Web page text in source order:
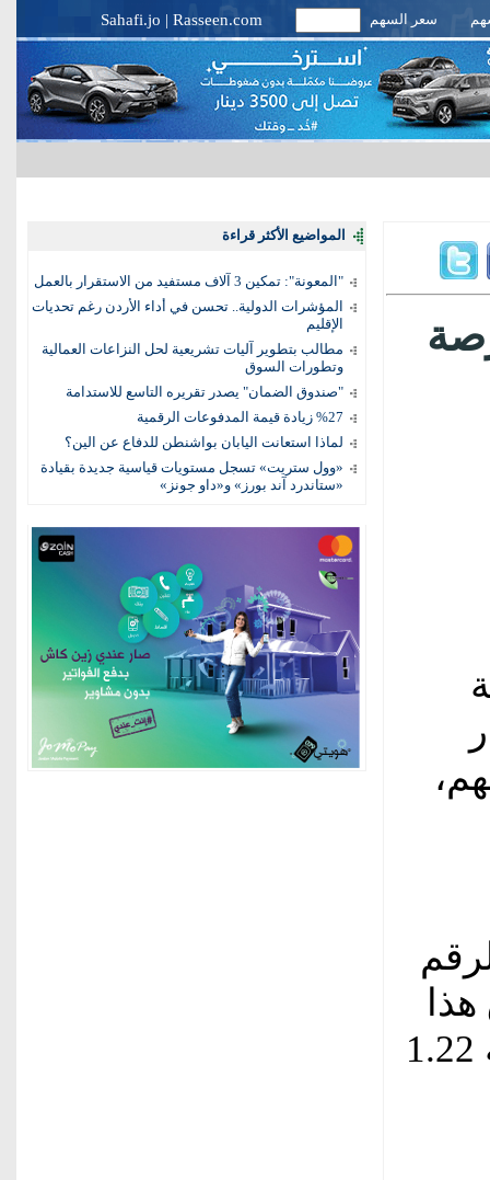
سعر السهم Sahafi.jo | Rasseen.com
المواضيع الأكثر قراءة
"المعونة": تمكين 3 آلاف مستفيد من الاستقرار بالعمل
المؤشرات الدولية.. تحسن في أداء الأردن رغم تحديات
الإقليم
مطالب بتطوير آليات تشريعية لحل النزاعات العمالية
وتطورات السوق
"صندوق الضمان" يصدر تقريره التاسع للاستدامة
%27 زيادة قيمة المدفوعات الرقمية
لماذا استعانت اليابان بواشنطن للدفاع عن الين؟
«وول ستريت» تسجل مستويات قياسية جديدة بقيادة
«ستاندرد آند بورز» و«داو جونز»
سهم،
اليوم إلى 3983 نقطة، بارتفاع نسبته 1.22